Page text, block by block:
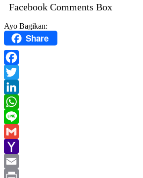
Facebook Comments Box
Ayo Bagikan:
Share
Facebook
Twitter
LinkedIn
WhatsApp
Line
Gmail
Yahoo
Mail
Email